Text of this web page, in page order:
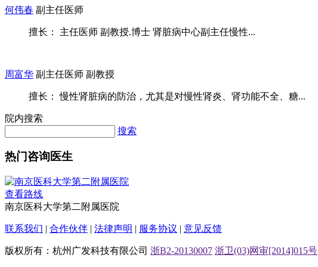
何伟春 副主任医师
擅长： 主任医师 副教授.博士 肾脏病中心副主任慢性...
周富华 副主任医师 副教授
擅长： 慢性肾脏病的防治，尤其是对慢性肾炎、肾功能不全、糖...
院内搜索
搜索
热门咨询医生
查看路线
南京医科大学第二附属医院
联系我们 | 合作伙伴 | 法律声明 | 服务协议 | 意见反馈
版权所有：杭州广发科技有限公司 浙B2-20130007 浙卫(03)网审[2014]015号